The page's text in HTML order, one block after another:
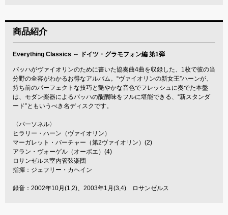
商品紹介
Everything Classics ～ ドイツ・グラモフォン編 第1弾
バッハがヴァイオリンのために書いた協奏曲4曲を収録した、1枚で彼の当
分野の全容がわかるお得なアルバム。“ヴァイオリンの新女王”ハーンが、
持ち前のパーフェクトな技巧と艶やかな音色でフレッシュに奏でた本盤
は、モダン楽器によるバッハの醍醐味をフルに堪能できる、“新スタンダ
ード”ともいうべき名ディスクです。
〈パーソネル〉
ヒラリー・ハーン（ヴァイオリン）
マーガレット・バーチャー（第2ヴァイオリン）(2)
アラン・ヴォーゲル（オーボエ）(4)
ロサンゼルス室内管弦楽団
指揮：ジェフリー・カヘイン
録音：2002年10月(1,2)、2003年1月(3,4) ロサンゼルス